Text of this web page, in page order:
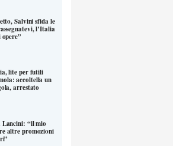
Salvini sfida le
l’Italia
lite per futili
accoltella un
arrestato
Lancini: “il mio
altre promozioni